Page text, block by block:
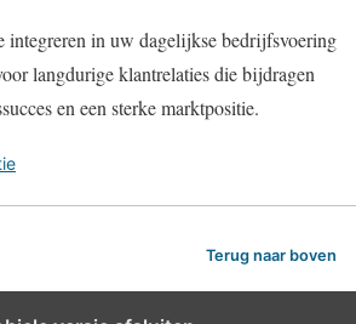
integreren in uw dagelijkse bedrijfsvoering
langdurige klantrelaties die bijdragen
en een sterke marktpositie.
Terug naar boven